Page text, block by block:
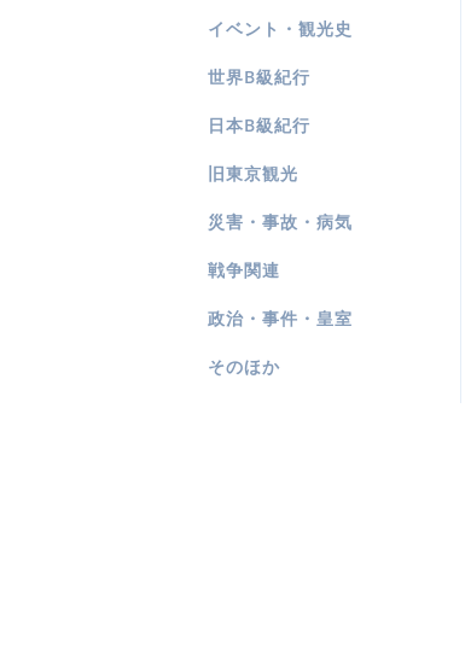
イベント・観光史
世界B級紀行
日本B級紀行
旧東京観光
災害・事故・病気
戦争関連
政治・事件・皇室
そのほか